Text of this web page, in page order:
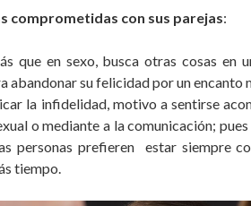
comprometidas con sus parejas:
que en sexo, busca otras cosas en
abandonar su felicidad por un encanto
la infidelidad, motivo a sentirse
o mediante a la comunicación;
personas prefieren estar siempre
tiempo.